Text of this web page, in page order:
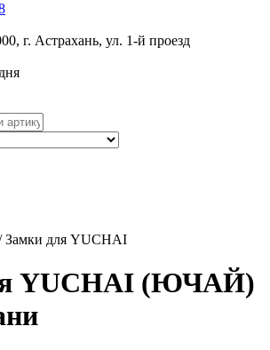
г. Астрахань, ул. 1-й проезд
Замки для YUCHAI
YUCHAI (ЮЧАЙ)